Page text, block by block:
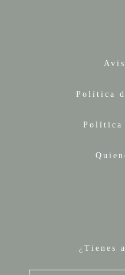
Política
Política
¿Tienes